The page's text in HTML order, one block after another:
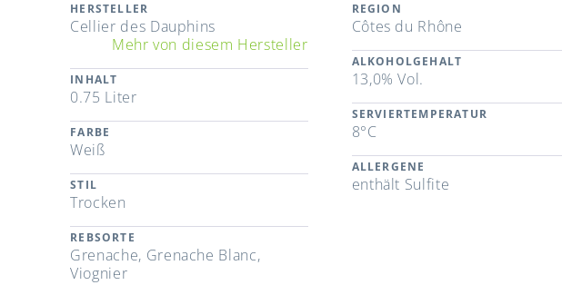
HERSTELLER
Cellier des Dauphins
Mehr von diesem Hersteller
INHALT
0.75 Liter
FARBE
Weiß
STIL
Trocken
REBSORTE
Grenache, Grenache Blanc,
Viognier
REGION
Côtes du Rhône
ALKOHOLGEHALT
13,0% Vol.
SERVIERTEMPERATUR
8°C
ALLERGENE
enthält Sulfite